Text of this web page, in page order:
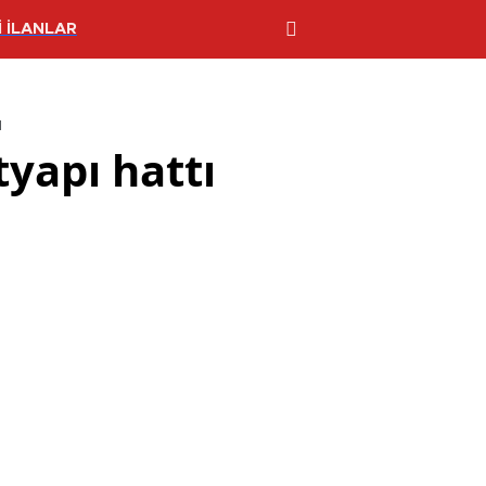
İLANLAR
hattı